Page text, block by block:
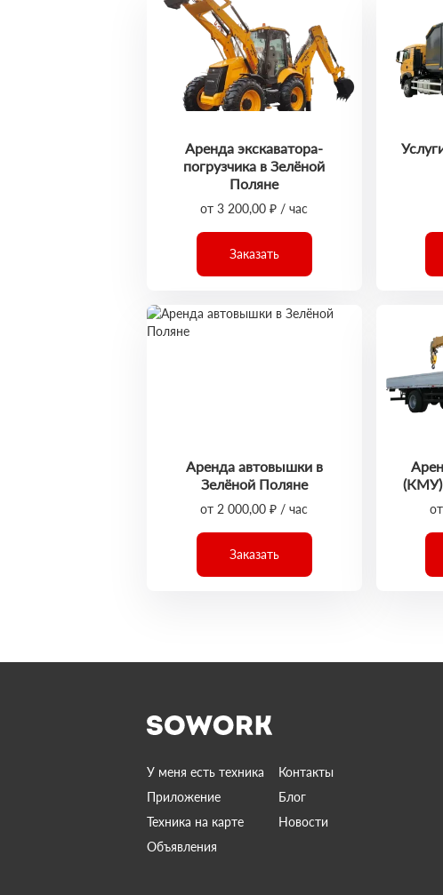
Аренда экскаватора-
погрузчика в Зелёной
Поляне
от 3 200,00 ₽ / час
Заказать
Аренда автовышки в
Зелёной Поляне
от 2 000,00 ₽ / час
Заказать
(КМУ)
У меня есть техника
Контакты
Приложение
Блог
Техника на карте
Новости
Объявления